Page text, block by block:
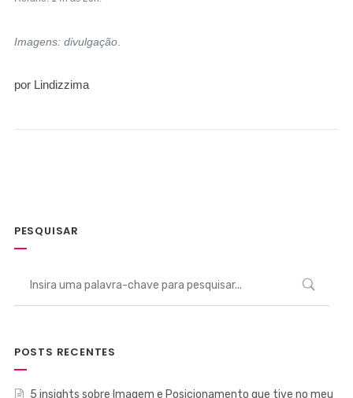
Imagens: divulgação.
por Lindizzima
PESQUISAR
POSTS RECENTES
5 insights sobre Imagem e Posicionamento que tive no meu